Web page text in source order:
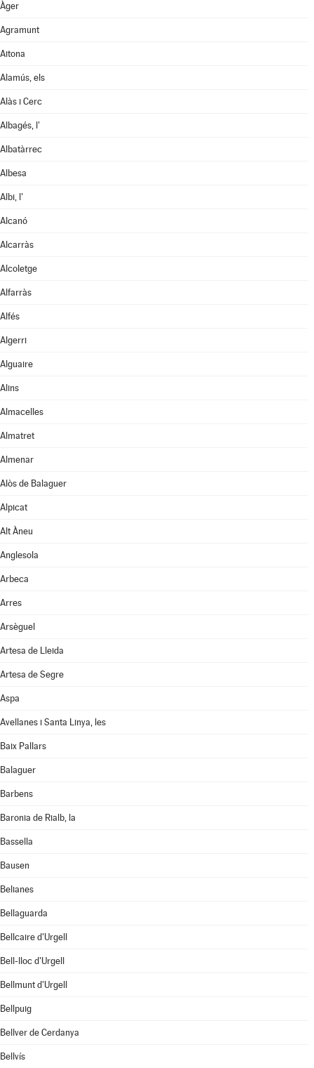
Àger
Agramunt
Aitona
Alamús, els
Alàs i Cerc
Albagés, l'
Albatàrrec
Albesa
Albi, l'
Alcanó
Alcarràs
Alcoletge
Alfarràs
Alfés
Algerri
Alguaire
Alins
Almacelles
Almatret
Almenar
Alòs de Balaguer
Alpicat
Alt Àneu
Anglesola
Arbeca
Arres
Arsèguel
Artesa de Lleida
Artesa de Segre
Aspa
Avellanes i Santa Linya, les
Baix Pallars
Balaguer
Barbens
Baronia de Rialb, la
Bassella
Bausen
Belianes
Bellaguarda
Bellcaire d'Urgell
Bell-lloc d'Urgell
Bellmunt d'Urgell
Bellpuig
Bellver de Cerdanya
Bellvís